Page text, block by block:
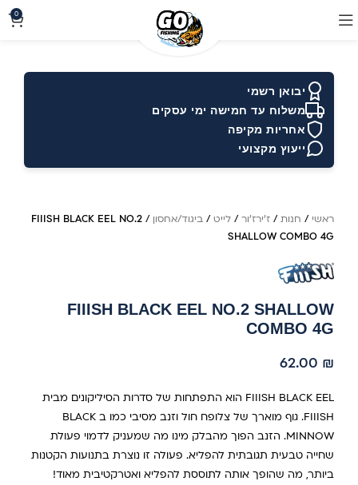
0
יבואן רשמי
משלוח עד חמישה ימי עסקים
אחריות מקיפה
ייעוץ מקצועי
ראשי / חנות/ ז'ירז'ור/ לייט/ ביגוד/אחסון /
FIIISH BLACK EEL NO.2
SHALLOW COMBO 4G
FIIISH BLACK EEL NO.2 SHALLOW
COMBO 4G
62.00 ₪
FIIISH BLACK EEL הוא התפתחות של סדרות הסיליקונים מבית
FIIISH. גוף מוארך של צלופח חול וזנב מסיבי כמו ב BLACK
MINNOW. הזנב הפוך מהבלק מינו מה שמעניק לדמוי פעולת
שחייה טבעית תגובתית להפליא. פעולה זו נוצרת בתנועות הקטנות
ביותר, מה שהופך אותה לתוססת להפליא ואטרקטיבית מאוד!